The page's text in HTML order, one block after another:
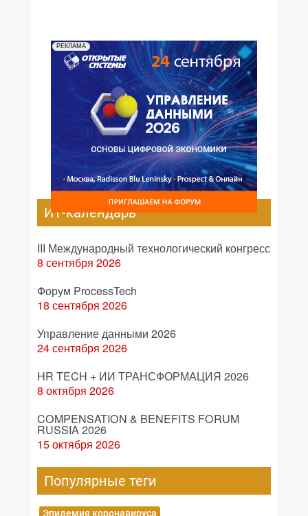
РЕКЛАМА
ИТ-календарь
III Международный технологический конгресс
8 сентября 2026
Форум ProcessTech
18 сентября 2026
Управление данными 2026
24 сентября 2026
HR TECH + ИИ ТРАНСФОРМАЦИЯ 2026
8 октября 2026
COMPENSATION & BENEFITS FORUM
RUSSIA 2026
15 октября 2026
Популярные теги
Эпидемия коронавируса